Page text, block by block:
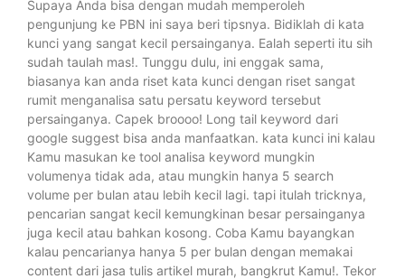
Supaya Anda bisa dengan mudah memperoleh
pengunjung ke PBN ini saya beri tipsnya. Bidiklah di kata
kunci yang sangat kecil persainganya. Ealah seperti itu sih
sudah taulah mas!. Tunggu dulu, ini enggak sama,
biasanya kan anda riset kata kunci dengan riset sangat
rumit menganalisa satu persatu keyword tersebut
persainganya. Capek broooo! Long tail keyword dari
google suggest bisa anda manfaatkan. kata kunci ini kalau
Kamu masukan ke tool analisa keyword mungkin
volumenya tidak ada, atau mungkin hanya 5 search
volume per bulan atau lebih kecil lagi. tapi itulah tricknya,
pencarian sangat kecil kemungkinan besar persainganya
juga kecil atau bahkan kosong. Coba Kamu bayangkan
kalau pencarianya hanya 5 per bulan dengan memakai
content dari jasa tulis artikel murah, bangkrut Kamu!. Tekor